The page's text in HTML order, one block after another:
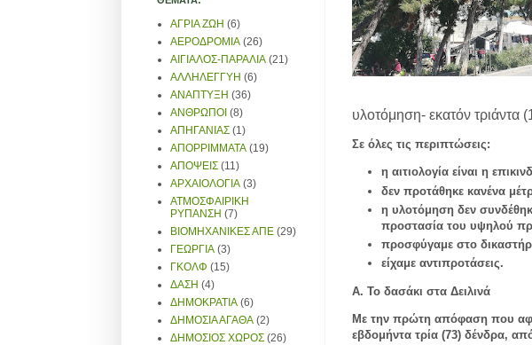
υλοτόμηση- εκατόν τριάντα
Σε όλες τις περιπτώσεις:
η αιτιολογία είναι η
δεν προτάθηκε κανένα
η υλοτόμηση δεν
προστασία του υψηλού
προσφύγαμε στο
είχαμε αντιπροτάσεις.
Α. Το δασάκι στα Δειλινά
Με την πρώτη απόφαση που
εβδομήντα τρία (73) δένδρα,
ΑΓΡΙΑ ΖΩΗ (6)
ΑΕΡΟΔΡΟΜΙΑ (26)
ΑΙΓΙΑΛΟΣ-ΠΑΡΑΛΙΑ (21)
ΑΛΛΗΛΕΓΓΥΗ (6)
ΑΝΑΠΤΥΞΗ (36)
ΑΝΘΡΩΠΟΙ (8)
ΑΠΗΓΑΝΙΑΣ (1)
ΑΠΟΡΡΙΜΜΑΤΑ (19)
ΑΠΟΨΕΙΣ (11)
ΑΡΧΑΙΟΛΟΓΙΑ (3)
ΑΤΜΟΣΦΑΙΡΙΚΗ
ΡΥΠΑΝΣΗ (7)
ΒΙΟΜΗΧΑΝΙΚΕΣ ΑΠΕ (29)
ΓΕΩΡΓΙΑ (3)
ΓΚΟΛΦ (15)
ΔΑΣΗ (4)
ΔΗΜΟΚΡΑΤΙΑ (6)
ΔΗΜΟΣΙΑ ΑΓΑΘΑ (2)
ΔΗΜΟΣΙΟΣ ΧΩΡΟΣ (26)